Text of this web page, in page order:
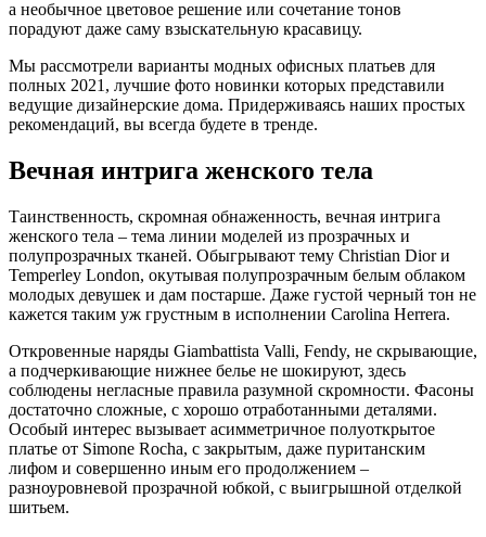
а необычное цветовое решение или сочетание тонов
порадуют даже саму взыскательную красавицу.
Мы рассмотрели варианты модных офисных платьев для
полных 2021, лучшие фото новинки которых представили
ведущие дизайнерские дома. Придерживаясь наших простых
рекомендаций, вы всегда будете в тренде.
Вечная интрига женского тела
Таинственность, скромная обнаженность, вечная интрига
женского тела – тема линии моделей из прозрачных и
полупрозрачных тканей. Обыгрывают тему Christian Dior и
Temperley London, окутывая полупрозрачным белым облаком
молодых девушек и дам постарше. Даже густой черный тон не
кажется таким уж грустным в исполнении Carolina Herrera.
Откровенные наряды Giambattista Valli, Fendy, не скрывающие,
а подчеркивающие нижнее белье не шокируют, здесь
соблюдены негласные правила разумной скромности. Фасоны
достаточно сложные, с хорошо отработанными деталями.
Особый интерес вызывает асимметричное полуоткрытое
платье от Simone Rocha, с закрытым, даже пуританским
лифом и совершенно иным его продолжением –
разноуровневой прозрачной юбкой, с выигрышной отделкой
шитьем.